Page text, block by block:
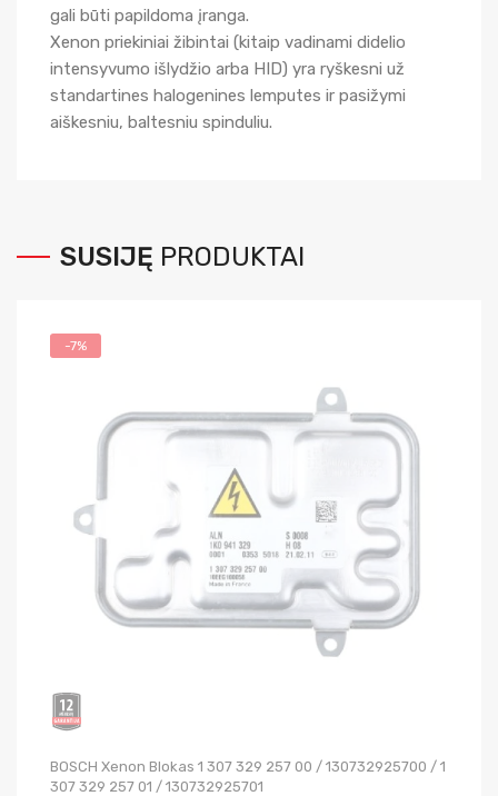
gali būti papildoma įranga.
Xenon priekiniai žibintai (kitaip vadinami didelio
intensyvumo išlydžio arba HID) yra ryškesni už
standartines halogenines lemputes ir pasižymi
aiškesniu, baltesniu spinduliu.
SUSIJĘ PRODUKTAI
-7%
BOSCH Xenon Blokas 1 307 329 257 00 / 130732925700 / 1
307 329 257 01 / 130732925701